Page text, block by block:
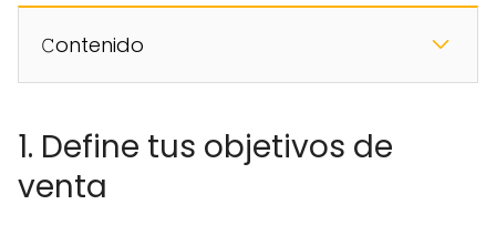
𝙲ontenido
1. Define tus objetivos de
venta